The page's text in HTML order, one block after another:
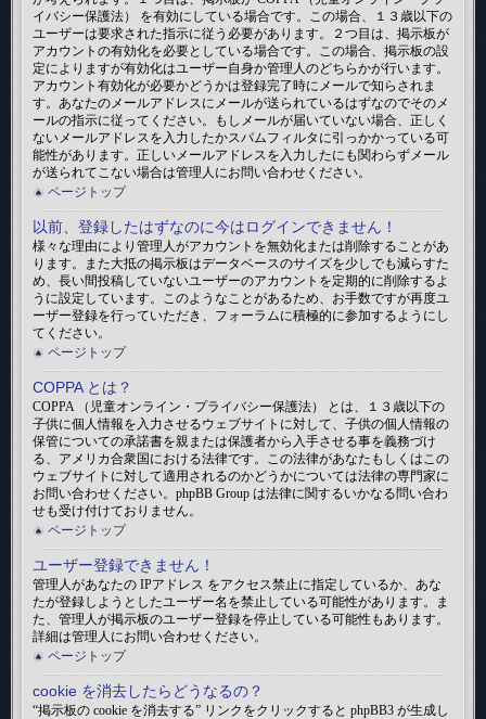
イバシー保護法） を有効にしている場合です。この場合、１３歳以下の
ユーザーは要求された指示に従う必要があります。２つ目は、掲示板が
アカウントの有効化を必要としている場合です。この場合、掲示板の設
定によりますが有効化はユーザー自身か管理人のどちらかが行います。
アカウント有効化が必要かどうかは登録完了時にメールで知らされま
す。あなたのメールアドレスにメールが送られているはずなのでそのメ
ールの指示に従ってください。もしメールが届いていない場合、正しく
ないメールアドレスを入力したかスパムフィルタに引っかかっている可
能性があります。正しいメールアドレスを入力したにも関わらずメール
が送られてこない場合は管理人にお問い合わせください。
ページトップ
以前、登録したはずなのに今はログインできません！
様々な理由により管理人がアカウントを無効化または削除することがあ
ります。また大抵の掲示板はデータベースのサイズを少しでも減らすた
め、長い間投稿していないユーザーのアカウントを定期的に削除するよ
うに設定しています。このようなことがあるため、お手数ですが再度ユ
ーザー登録を行っていただき、フォーラムに積極的に参加するようにし
てください。
ページトップ
COPPA とは？
COPPA （児童オンライン・プライバシー保護法） とは、１３歳以下の
子供に個人情報を入力させるウェブサイトに対して、子供の個人情報の
保管についての承諾書を親または保護者から入手させる事を義務づけ
る、アメリカ合衆国における法律です。この法律があなたもしくはこの
ウェブサイトに対して適用されるのかどうかについては法律の専門家に
お問い合わせください。phpBB Group は法律に関するいかなる問い合わ
せも受け付けておりません。
ページトップ
ユーザー登録できません！
管理人があなたの IPアドレス をアクセス禁止に指定しているか、あな
たが登録しようとしたユーザー名を禁止している可能性があります。ま
た、管理人が掲示板のユーザー登録を停止している可能性もあります。
詳細は管理人にお問い合わせください。
ページトップ
cookie を消去したらどうなるの？
“掲示板の cookie を消去する” リンクをクリックすると phpBB3 が生成し